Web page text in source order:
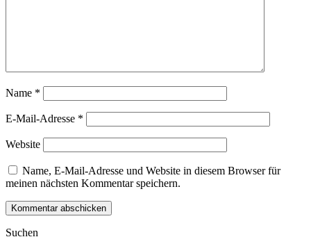
Name *
E-Mail-Adresse *
Website
Name, E-Mail-Adresse und Website in diesem Browser für
meinen nächsten Kommentar speichern.
Suchen